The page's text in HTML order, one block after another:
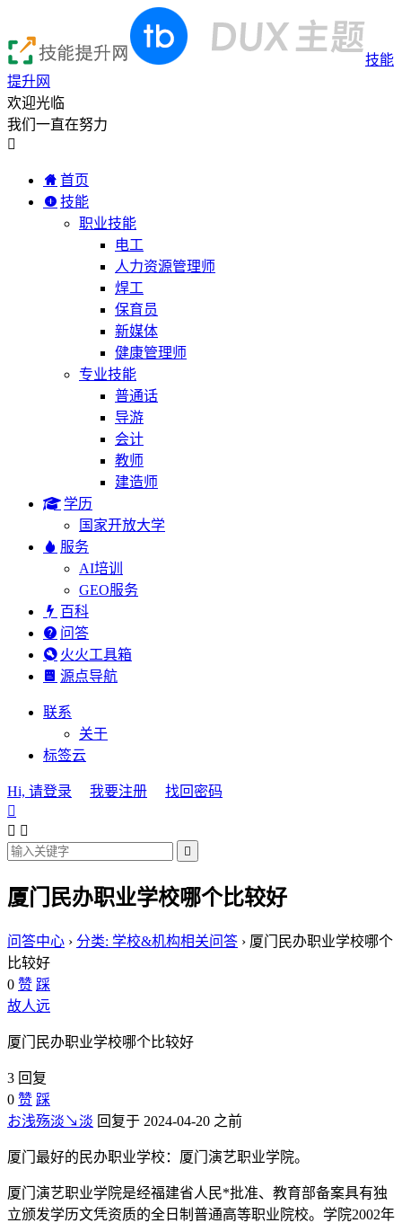
技能
提升网
欢迎光临
我们一直在努力

首页
技能
职业技能
电工
人力资源管理师
焊工
保育员
新媒体
健康管理师
专业技能
普通话
导游
会计
教师
建造师
学历
国家开放大学
服务
AI培训
GEO服务
百科
问答
火火工具箱
源点导航
联系
关于
标签云
Hi, 请登录 我要注册
找回密码

 

厦门民办职业学校哪个比较好
问答中心 › 分类: 学校&机构相关问答 › 厦门民办职业学校哪个
比较好
0 赞 踩
故人远
厦门民办职业学校哪个比较好
3 回复
0 赞 踩
お浅殇淡↘淡 回复于 2024-04-20 之前
厦门最好的民办职业学校：厦门演艺职业学院。
厦门演艺职业学院是经福建省人民*批准、教育部备案具有独
立颁发学历文凭资质的全日制普通高等职业院校。学院2002年